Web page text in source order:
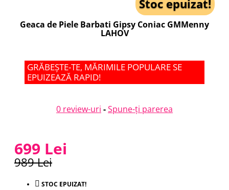
Stoc epuizat!
Geaca de Piele Barbati Gipsy Coniac GMMenny
LAHOV
GRĂBEȘTE-TE, MĂRIMILE POPULARE SE
EPUIZEAZĂ RAPID!
0 review-uri -Spune-ţi parerea
699 Lei
989 Lei
STOC EPUIZAT!